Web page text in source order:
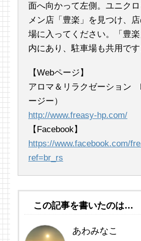
面へ向かって左側。ユニク
メン店「豊楽」を見つけ、
場に入ってください。「豊
内にあり、駐車場も共用です
【Webページ】
アロマ＆リラクゼーション
ージー）
http://www.freasy-hp.com/
【Facebook】
https://www.facebook.com/
ref=br_rs
この記事を書いたのは…
あわみなこ